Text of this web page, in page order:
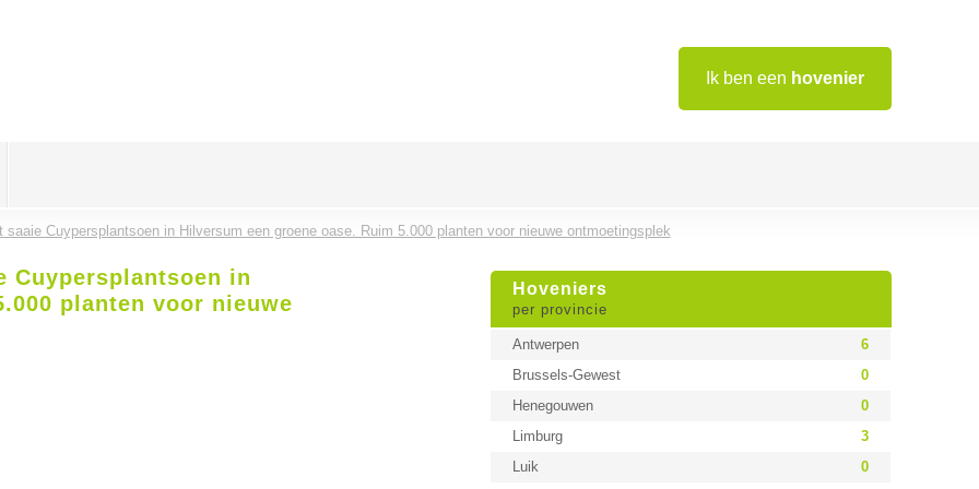
Ik ben een hovenier
Cuypersplantsoen in Hilversum een groene oase. Ruim 5.000 planten voor nieuwe ontmoetingsplek
Hoveniers
per provincie
Antwerpen
6
Brussels-Gewest
0
Henegouwen
0
Limburg
3
Luik
0
Cuypersplantsoen in
planten voor nieuwe